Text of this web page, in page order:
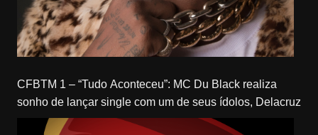
CFBTM 1 – “Tudo Aconteceu”: MC Du Black realiza
sonho de lançar single com um de seus ídolos, Delacruz